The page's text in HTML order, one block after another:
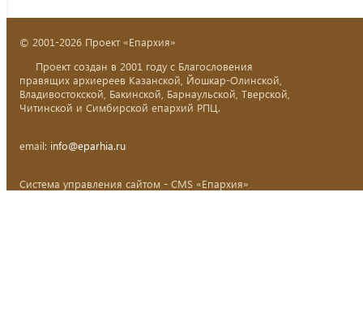
© 2001-2026 Проект «Епархия»
Проект создан в 2001 году с Благословения
правящих архиереев Казанской, Йошкар-Олинской,
Владивостокской, Бакинской, Барнаульской, Тверской,
Читинской и Симбирской епархий РПЦ.
email: info@eparhia.ru
Система управления сайтом - CMS «Епархия»